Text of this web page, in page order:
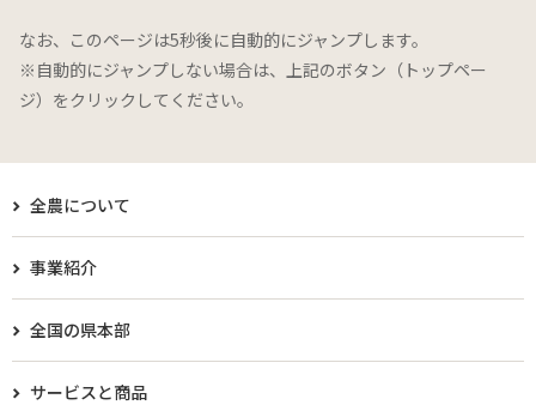
なお、このページは5秒後に自動的にジャンプします。
※自動的にジャンプしない場合は、上記のボタン（トップペー
ジ）をクリックしてください。
全農について
事業紹介
全国の県本部
サービスと商品